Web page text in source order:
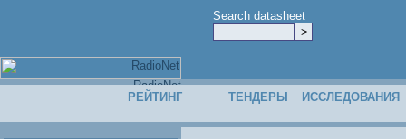
Search datasheet
РЕЙТИНГ ТЕНДЕРЫ ИССЛЕДОВАНИЯ